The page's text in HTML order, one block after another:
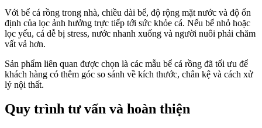
Với bể cá rồng trong nhà, chiều dài bể, độ rộng mặt nước và độ ổn
định của lọc ảnh hưởng trực tiếp tới sức khỏe cá. Nếu bể nhỏ hoặc
lọc yếu, cá dễ bị stress, nước nhanh xuống và người nuôi phải chăm
vất vả hơn.
Sản phẩm liên quan được chọn là các mẫu bể cá rồng đã tối ưu để
khách hàng có thêm góc so sánh về kích thước, chân kệ và cách xử
lý nội thất.
Quy trình tư vấn và hoàn thiện